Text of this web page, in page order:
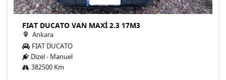
FIAT DUCATO VAN MAXİ 2.3 17M3
Ankara
FIAT DUCATO
Dizel - Manuel
382500 Km